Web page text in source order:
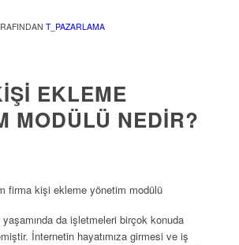
T_PAZARLAMA
EKLEME
MODÜLÜ NEDIR?
da işletmeleri birçok konuda
İnternetin hayatımıza girmesi ve iş